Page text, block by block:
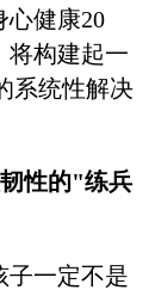
心健康20
将构建起一
系统性解决
性的"练兵
子一定不是